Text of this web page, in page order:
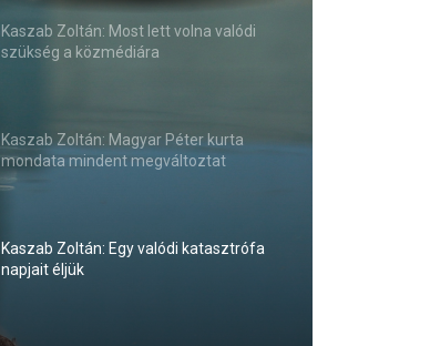
Kaszab Zoltán: Most lett volna valódi
szükség a közmédiára
Kaszab Zoltán: Magyar Péter kurta
mondata mindent megváltoztat
Kaszab Zoltán: Egy valódi katasztrófa
napjait éljük